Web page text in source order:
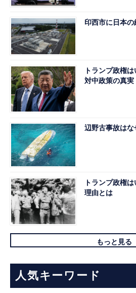
印西市に日本
トランプ政権
対中政策の真実
辺野古事故はな
トランプ政権
理由とは
もっと見る
人気キーワード